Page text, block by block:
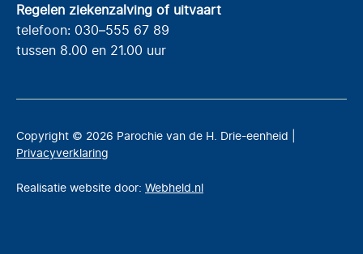
Regelen ziekenzalving of uitvaart
telefoon: 030–555 67 89
tussen 8.00 en 21.00 uur
Copyright © 2026 Parochie van de H. Drie-eenheid |
Privacyverklaring
Realisatie website door: Webheld.nl